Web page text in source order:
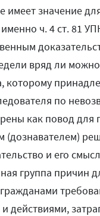
имеет значение
ч. 4 ст. 81
вряд ли
которому
по
как повод
(дознавателем)
и его
группа причин
действиями,